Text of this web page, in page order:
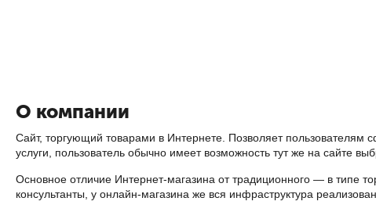
О компании
Сайт, торгующий товарами в Интернете. Позволяет пользователям
услуги, пользователь обычно имеет возможность тут же на сайте
Основное отличие Интернет-магазина от традиционного — в типе
консультанты, у онлайн-магазина же вся инфраструктура